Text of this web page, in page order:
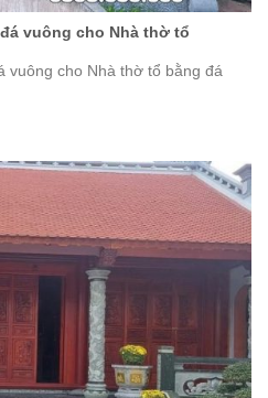
vuông cho Nhà thờ tổ
vuông cho Nhà thờ tổ bằng đá